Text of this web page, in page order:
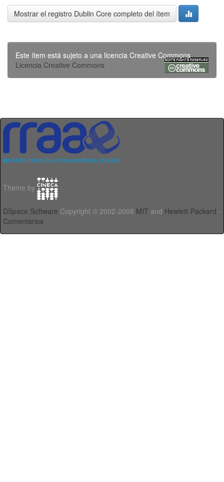
Mostrar el registro Dublin Core completo del ítem
Este ítem está sujeto a una licencia Creative Commons
Licencia Creative Commons
Theme by
DSpace Software Copyright © 2002-2008 MIT and Hewlett-Packard -
Comentarios